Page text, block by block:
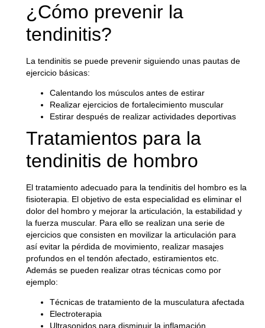
¿Cómo prevenir la
tendinitis?
La tendinitis se puede prevenir siguiendo unas pautas de
ejercicio básicas:
Calentando los músculos antes de estirar
Realizar ejercicios de fortalecimiento muscular
Estirar después de realizar actividades deportivas
Tratamientos para la
tendinitis de hombro
El tratamiento adecuado para la tendinitis del hombro es la
fisioterapia. El objetivo de esta especialidad es eliminar el
dolor del hombro y mejorar la articulación, la estabilidad y
la fuerza muscular. Para ello se realizan una serie de
ejercicios que consisten en movilizar la articulación para
así evitar la pérdida de movimiento, realizar masajes
profundos en el tendón afectado, estiramientos etc.
Además se pueden realizar otras técnicas como por
ejemplo:
Técnicas de tratamiento de la musculatura afectada
Electroterapia
Ultrasonidos para disminuir la inflamación